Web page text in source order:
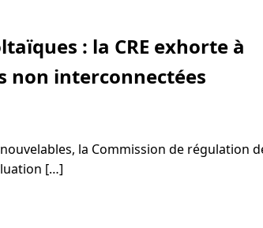
: la CRE exhorte à
non interconnectées
la Commission de régulation
[…]